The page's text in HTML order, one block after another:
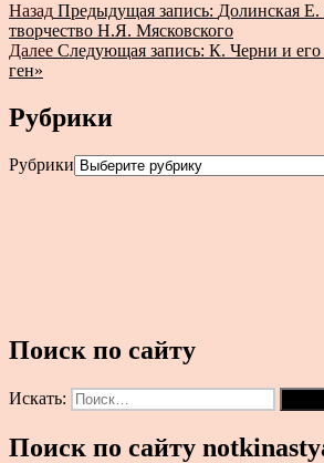
Назад Предыдущая запись: Долинская
творчество Н.Я. Мясковского
Далее Следующая запись: К. Черни и его
ген»
Рубрики
Рубрики
Поиск по сайту
Искать:
Поиск по сайту